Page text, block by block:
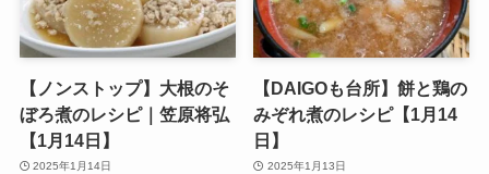
【ノンストップ】大根のそ
ぼろ煮のレシピ｜笠原将弘
【1月14日】
2025年1月14日
【DAIGOも台所】餅と鶏の
みぞれ煮のレシピ【1月14
日】
2025年1月13日